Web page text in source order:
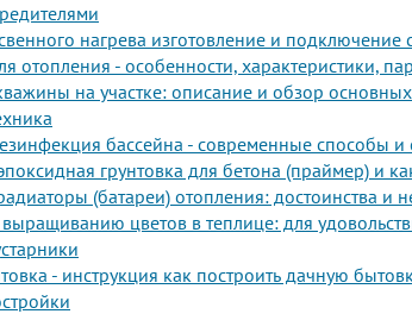
нагрева изготовление и подключение
отопления - особенности, характеристики,
на участке: описание и обзор
бассейна - современные способы и
грунтовка для бетона (праймер) и
(батареи) отопления: достоинства и
цветов в теплице: для
- инструкция как построить дачную